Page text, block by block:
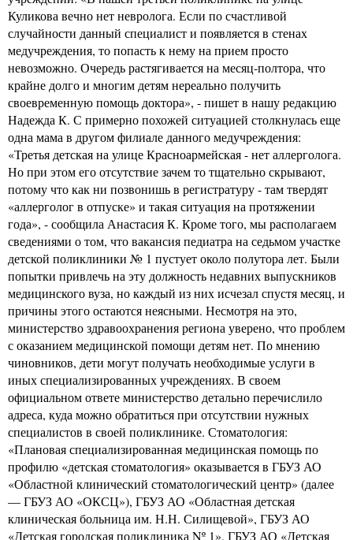
Куликова вечно нет невролога. Если по счастливой
случайности данный специалист и появляется в стенах
медучреждения, то попасть к нему на прием просто
невозможно. Очередь растягивается на месяц-полтора, что
крайне долго и многим детям нереально получить
своевременную помощь доктора», - пишет в нашу редакцию
Надежда К. С примерно похожей ситуацией столкнулась еще
одна мама в другом филиале данного медучреждения:
«Третья детская на улице Красноармейская - нет аллерголога.
Но при этом его отсутствие зачем то тщательно скрывают,
потому что как ни позвонишь в регистратуру - там твердят
«аллерголог в отпуске» и такая ситуация на протяжении
года», - сообщила Анастасия К. Кроме того, мы располагаем
сведениями о том, что вакансия педиатра на седьмом участке
детской поликлиники № 1 пустует около полутора лет. Были
попытки привлечь на эту должность недавних выпускников
медицинского вуза, но каждый из них исчезал спустя месяц, и
причины этого остаются неясными. Несмотря на это,
министерство здравоохранения региона уверено, что проблем
с оказанием медицинской помощи детям нет. По мнению
чиновников, дети могут получать необходимые услуги в
иных специализированных учреждениях. В своем
официальном ответе министерство детально перечислило
адреса, куда можно обратиться при отсутствии нужных
специалистов в своей поликлинике. Стоматология:
«Плановая специализированная медицинская помощь по
профилю «детская стоматология» оказывается в ГБУЗ АО
«Областной клинический стоматологический центр» (далее
— ГБУЗ АО «ОКСЦ»), ГБУЗ АО «Областная детская
клиническая больница им. Н.Н. Силищевой», ГБУЗ АО
«Детская городская поликлиника Nº 1», ГБУЗ АО «Детская